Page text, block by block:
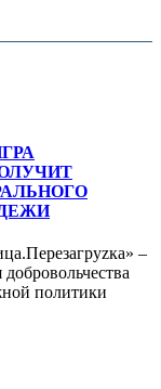
–
политики